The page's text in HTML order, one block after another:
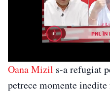
Oana Mizil s-a refugiat
petrece momente inedite